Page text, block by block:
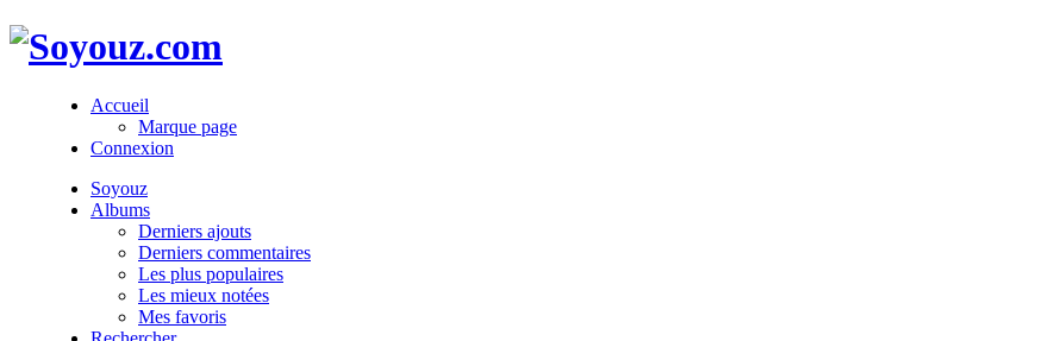
Accueil
Marque page
Connexion
Soyouz
Albums
Derniers ajouts
Derniers commentaires
Les plus populaires
Les mieux notées
Mes favoris